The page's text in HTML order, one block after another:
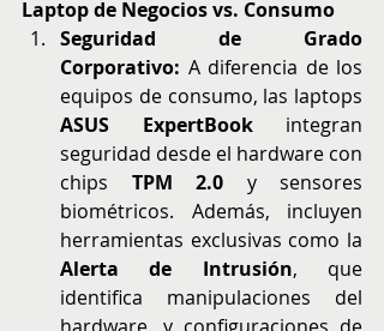
Laptop de Negocios vs. Consumo
Seguridad de Grado
Corporativo: A diferencia de los
ASUS ExpertBook integran
seguridad desde el hardware con
chips TPM 2.0 y sensores
biométricos. Además, incluyen
Alerta de Intrusión, que
identifica manipulaciones del